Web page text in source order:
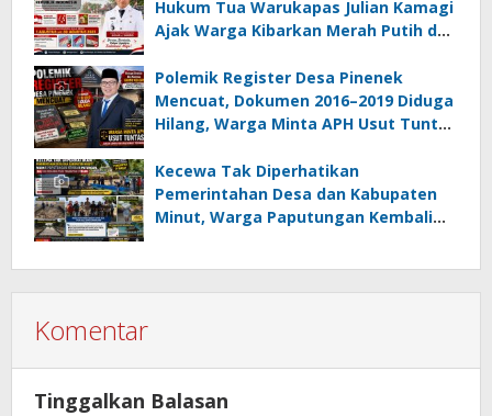
Hukum Tua Warukapas Julian Kamagi
Ajak Warga Kibarkan Merah Putih dan
Polemik Register Desa Pinenek
Mencuat, Dokumen 2016–2019 Diduga
Hilang, Warga Minta APH Usut Tuntas
Kumtua HK
Kecewa Tak Diperhatikan
Pemerintahan Desa dan Kabupaten
Minut, Warga Paputungan Kembali
Komentar
Tinggalkan Balasan